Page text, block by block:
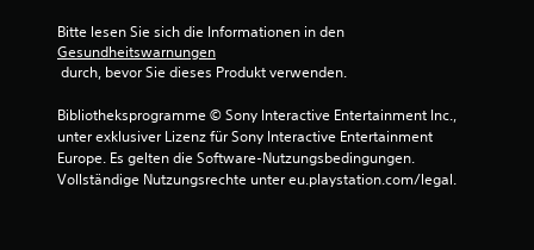
Bitte lesen Sie sich die Informationen in den
Gesundheitswarnungen
durch, bevor Sie dieses Produkt verwenden.
Bibliotheksprogramme © Sony Interactive Entertainment Inc.,
unter exklusiver Lizenz für Sony Interactive Entertainment
Europe. Es gelten die Software-Nutzungsbedingungen.
Vollständige Nutzungsrechte unter eu.playstation.com/legal.